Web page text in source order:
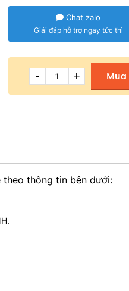
Chat zalo
Giải đáp hỗ trợ ngay tức thì
- +
theo thông tin bên dưới: